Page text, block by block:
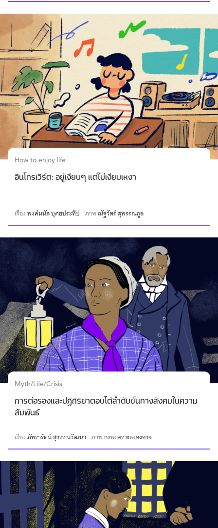
How to enjoy life
อินโทรเวิร์ต: อยู่เงียบๆ แต่ไม่เงียบเหงา
เรื่องพงศ์มนัส บุศยประทีป ภาพณัฐวัตร์ สุพรรณกูล
Myth/Life/Crisis
การต่อรองและปฏิกิริยาตอบโต้ลำดับขั้นทางสังคมในความ
สัมพันธ์
เรื่องภัทรารัตน์ สุวรรณวัฒนา ภาพกรองพร ทององอาจ